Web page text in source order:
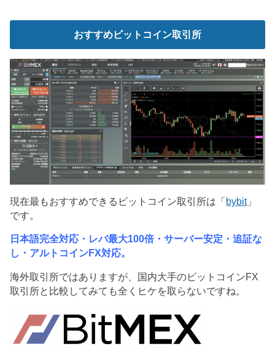
T
t
e
r
で
共
有
(
新
し
い
ウ
ィ
ン
ド
ウ
で
ま
)
o
で
有
す
る
に
は
ク
リ
ッ
ク
し
て
く
だ
い
(
新
し
い
ィ
ン
開
き
ま
す
おすすめビットコイン取引所
現在最もおすすめできるビットコイン取引所は「 bybit」
です。
日本語完全対応・レバ最大100倍・サーバー安定・追証な
し・アルトコインFX対応。
海外取引所ではありますが、国内大手のビットコインFX
取引所と比較してみても全くヒケを取らないですね。